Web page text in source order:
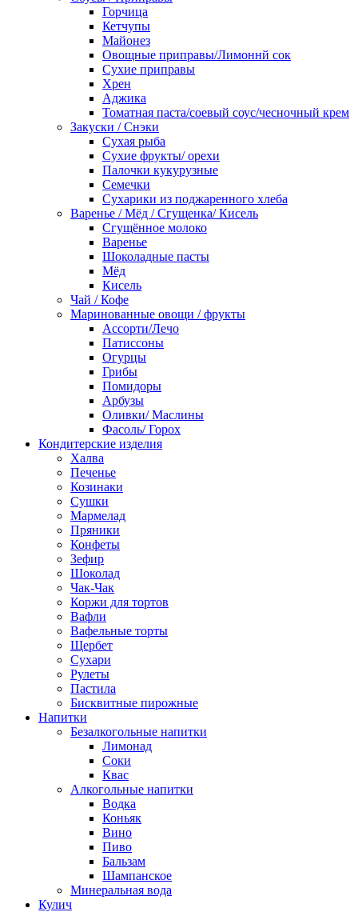
Горчица
Кетчупы
Майонез
Овощные приправы/Лимоннй сок
Сухие приправы
Хрен
Аджика
Томатная паста/соевый соус/чесночный крем
Закуски / Снэки
Сухая рыба
Сухие фрукты/ орехи
Палочки кукурузные
Семечки
Сухарики из поджаренного хлеба
Варенье / Мёд / Сгущенка/ Кисель
Сгущённое молоко
Варенье
Шоколадные пасты
Мёд
Кисель
Чай / Кофе
Маринованные овощи / фрукты
Ассорти/Лечо
Патиссоны
Огурцы
Грибы
Помидоры
Арбузы
Оливки/ Маслины
Фасоль/ Горох
Кондитерские изделия
Халва
Печенье
Козинаки
Сушки
Мармелад
Пряники
Конфеты
Зефир
Шоколад
Чак-Чак
Коржи для тортов
Вафли
Вафельные торты
Щербет
Сухари
Рулеты
Пастила
Бисквитные пирожные
Напитки
Безалкогольные напитки
Лимонад
Соки
Квас
Алкогольные напитки
Водка
Коньяк
Вино
Пиво
Бальзам
Шампанское
Минеральная вода
Кулич